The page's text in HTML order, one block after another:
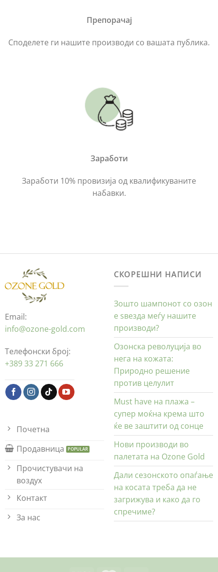
Препорачај
Споделете ги нашите производи со вашата публика.
Заработи
Заработи 10% провизија од квалификуваните
набавки.
Email:
info@ozone-gold.com
Телефонски број:
+389 33 271 666
Почетна
Продавница
Прочистувачи на
воздух
Контакт
За нас
СКОРЕШНИ НАПИСИ
Зошто шампонот со озон
е ѕвезда меѓу нашите
производи?
Озонска револуција во
нега на кожата:
Природно решение
против целулит
Must have на плажа –
супер моќна крема што
ќе ве заштити од сонце
Нови производи во
палетата на Ozone Gold
Дали сезонското опаѓање
на косата треба да не
загрижува и како да го
спречиме?